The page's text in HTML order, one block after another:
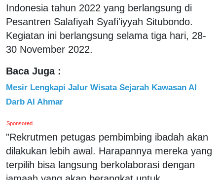
Indonesia tahun 2022 yang berlangsung di
Pesantren Salafiyah Syafi'iyyah Situbondo.
Kegiatan ini berlangsung selama tiga hari, 28-
30 November 2022.
Baca Juga :
Mesir Lengkapi Jalur Wisata Sejarah Kawasan Al
Darb Al Ahmar
Sponsored
"Rekrutmen petugas pembimbing ibadah akan
dilakukan lebih awal. Harapannya mereka yang
terpilih bisa langsung berkolaborasi dengan